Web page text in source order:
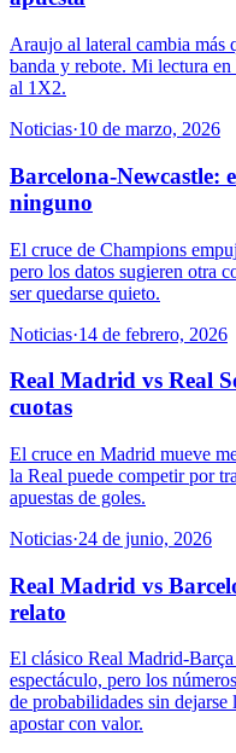
Araujo al lateral cambia más
banda y rebote. Mi lectura
al 1X2.
Noticias·10 de marzo, 2026
Barcelona-Newcastle:
ninguno
El cruce de Champions
pero los datos sugieren otra
ser quedarse quieto.
Noticias·14 de febrero, 2026
Real Madrid vs Real
cuotas
El cruce en Madrid mueve
la Real puede competir por
apuestas de goles.
Noticias·24 de junio, 2026
Real Madrid vs
relato
El clásico Real Madrid-
espectáculo, pero los
de probabilidades sin
apostar con valor.